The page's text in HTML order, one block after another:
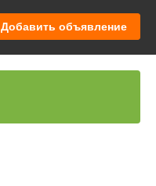
Добавить объявление